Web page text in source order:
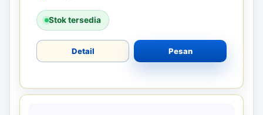
Stok tersedia
Detail Pesan